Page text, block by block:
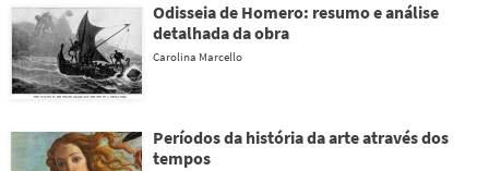
Odisseia de Homero: resumo e análise
detalhada da obra
Carolina Marcello
Períodos da história da arte através dos
tempos